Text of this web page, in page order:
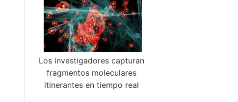
Los investigadores capturan
fragmentos moleculares
itinerantes en tiempo real